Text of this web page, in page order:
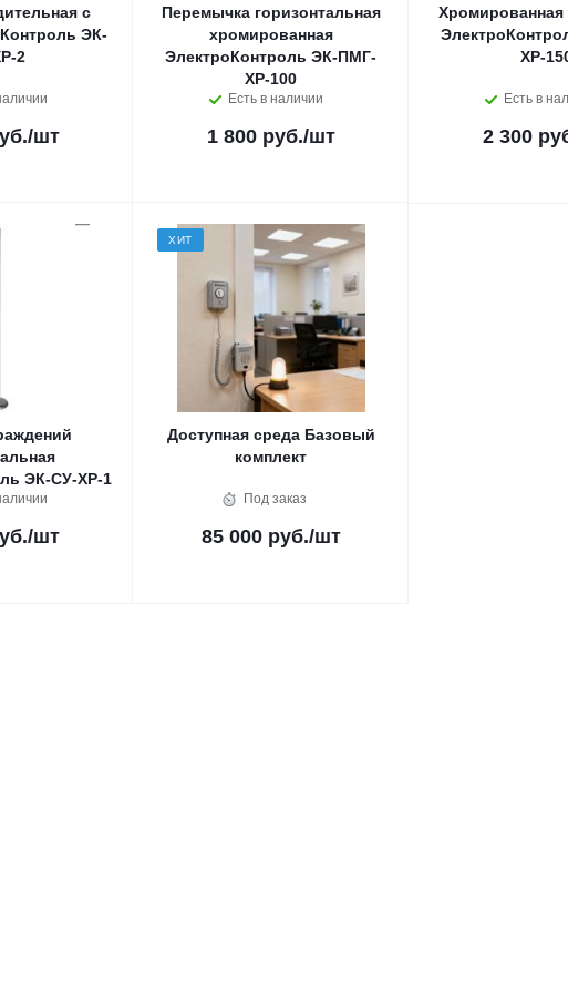
с
ЭК-
2
/шт
Перемычка горизонтальная
хромированная
ЭлектроКонтроль ЭК-ПМГ-
ХР-100
Есть в наличии
1 800 руб./шт
Хромированная
ХР-
Есть в
2 300
ЭК-СУ-ХР-1
/шт
ХИТ
Доступная среда Базовый
комплект
Под заказ
85 000 руб./шт